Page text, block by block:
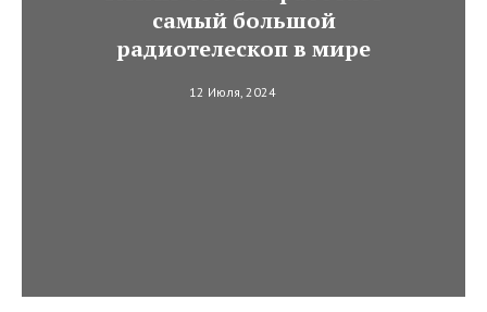
самый большой
радиотелескоп в мире
12 Июля, 2024